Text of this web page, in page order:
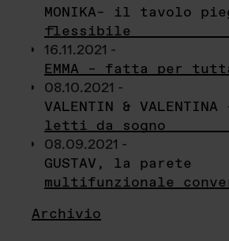
MONIKA– il tavolo
flessibile
16.11.2021 -
EMMA – fatta per
08.10.2021 -
VALENTIN &
letti da sogno
08.09.2021 -
GUSTAV, la parete
multifunzionale
Archivio